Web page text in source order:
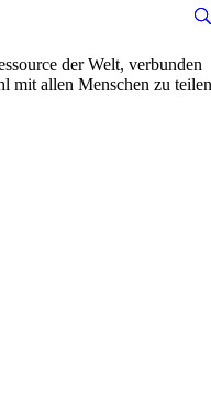
der Welt, verbunden
mit allen Menschen zu